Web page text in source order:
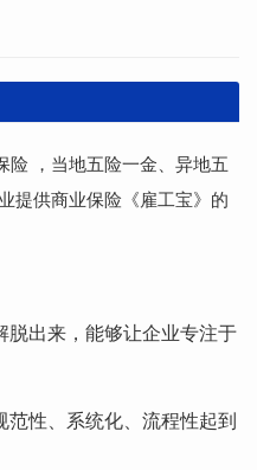
险 ，当地五险一金、异地五
提供商业保险《雇工宝》的
脱出来，能够让企业专注于
性、系统化、流程性起到